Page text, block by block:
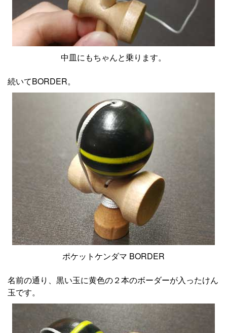
中皿にもちゃんと乗ります。
続いてBORDER。
ポケットケンダマ BORDER
名前の通り、黒い玉に黄色の２本のボーダーが入ったけん
玉です。